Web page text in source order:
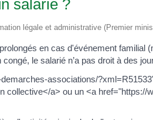
salarié ?
légale et administrative (Premier
en cas d'événement
le salarié n’a pas droit à des
associations/
a> ou un <a